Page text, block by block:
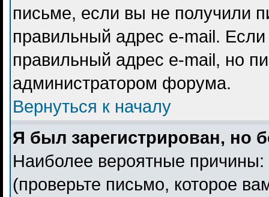
письме, если вы не получили
правильный адрес e-mail.
правильный адрес e-mail, но
администратором форума.
Вернуться к началу
Я был зарегистрирован, но
Наиболее вероятные
(проверьте письмо, которое